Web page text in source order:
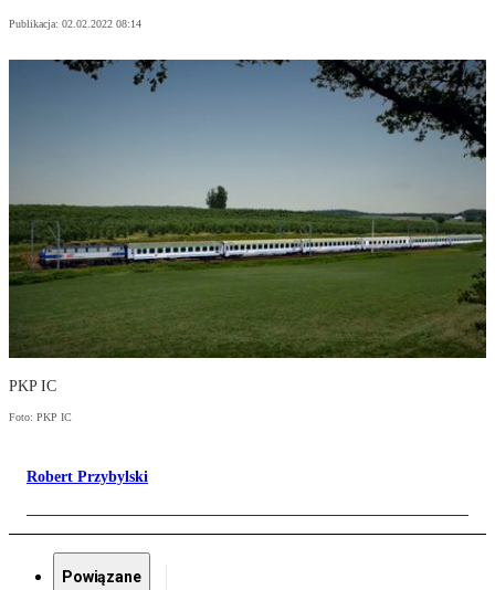
Publikacja: 02.02.2022 08:14
PKP IC
Foto: PKP IC
Robert Przybylski
Powiązane